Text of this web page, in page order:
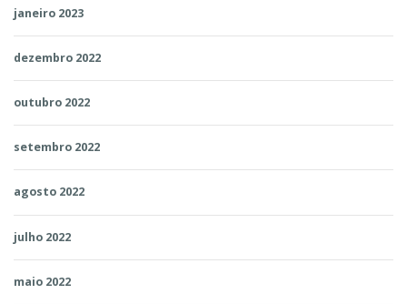
janeiro 2023
dezembro 2022
outubro 2022
setembro 2022
agosto 2022
julho 2022
maio 2022